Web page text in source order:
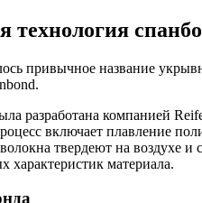
технология
привычное название
разработана компанией
включает плавление
твердеют на воздухе
характеристик материала.